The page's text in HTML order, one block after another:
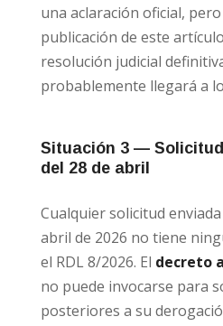
una aclaración oficial,
publicación de este
resolución judicial
probablemente llegará a
Situación 3 —
del 28 de abril
Cualquier solicitud
abril de 2026 no tiene
el RDL 8/2026. El decreto
no puede invocarse para
posteriores a su